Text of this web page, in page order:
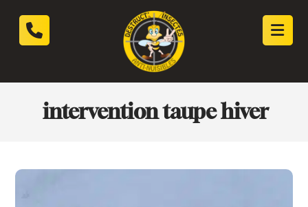
intervention taupe hiver